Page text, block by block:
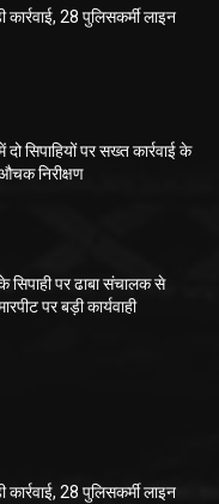
28 पुलिसकर्मी लाइन
सिपाहियों पर सख्त कार्रवाई के
निरीक्षण
पर ढाबा संचालक से
पर बड़ी कार्यवाही
28 पुलिसकर्मी लाइन